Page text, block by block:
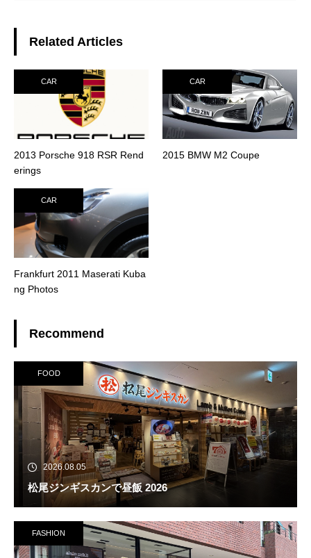
Related Articles
CAR
2013 Porsche 918 RSR Rend
erings
CAR
2015 BMW M2 Coupe
CAR
Frankfurt 2011 Maserati Kuba
ng Photos
Recommend
FOOD
2026.08.05
松尾ジンギスカンで昼飯 2026
FASHION